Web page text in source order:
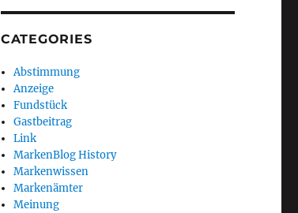
CATEGORIES
Abstimmung
Anzeige
Fundstück
Gastbeitrag
Link
MarkenBlog History
Markenwissen
Markenämter
Meinung